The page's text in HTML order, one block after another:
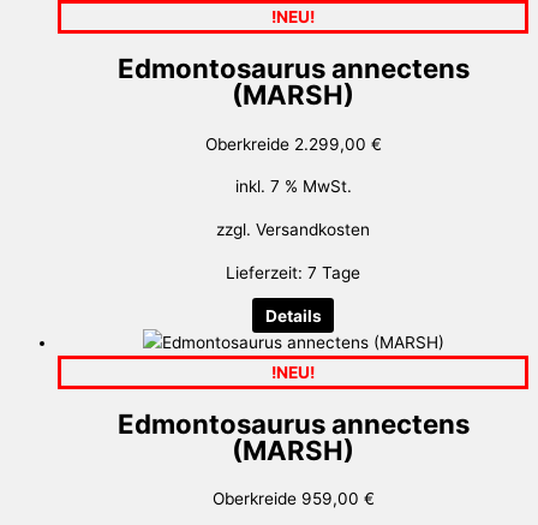
!NEU!
Edmontosaurus annectens
(MARSH)
Oberkreide 2.299,00 €
inkl. 7 % MwSt.
zzgl. Versandkosten
Lieferzeit: 7 Tage
Details
!NEU!
Edmontosaurus annectens
(MARSH)
Oberkreide 959,00 €